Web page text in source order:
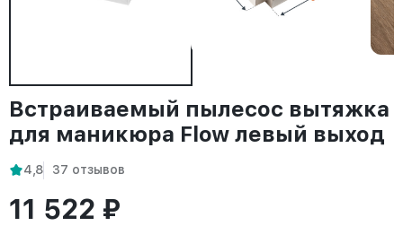
Встраиваемый пылесос вытяжка
для маникюра Flow левый выход
4,8 37 отзывов
11 522 ₽